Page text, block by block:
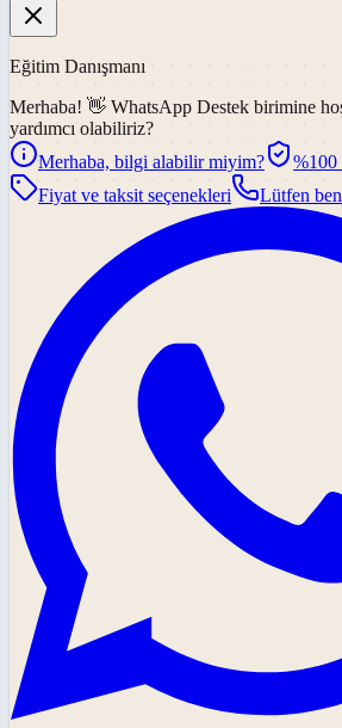
Eğitim Danışmanı
Merhaba! 👋 WhatsApp Destek birimine
yardımcı olabiliriz?
Merhaba, bilgi alabilir miyim?
%100
Fiyat ve taksit seçenekleri
Lütfen